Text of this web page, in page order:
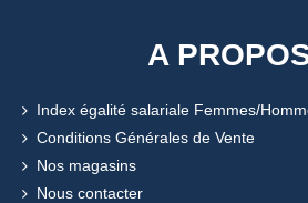
A
Index égalité salariale Femmes/
Conditions Générales de Vente
Nos magasins
Nous contacter